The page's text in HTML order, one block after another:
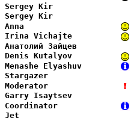
Sergey Kir
Sergey Kir
Anna
Irina Vichajte
Анатолий Зайцев
Denis Kutalyov
Menashe Elyashuv
Stargazer
Moderator
Garry Isaytsev
Coordinator
Jet